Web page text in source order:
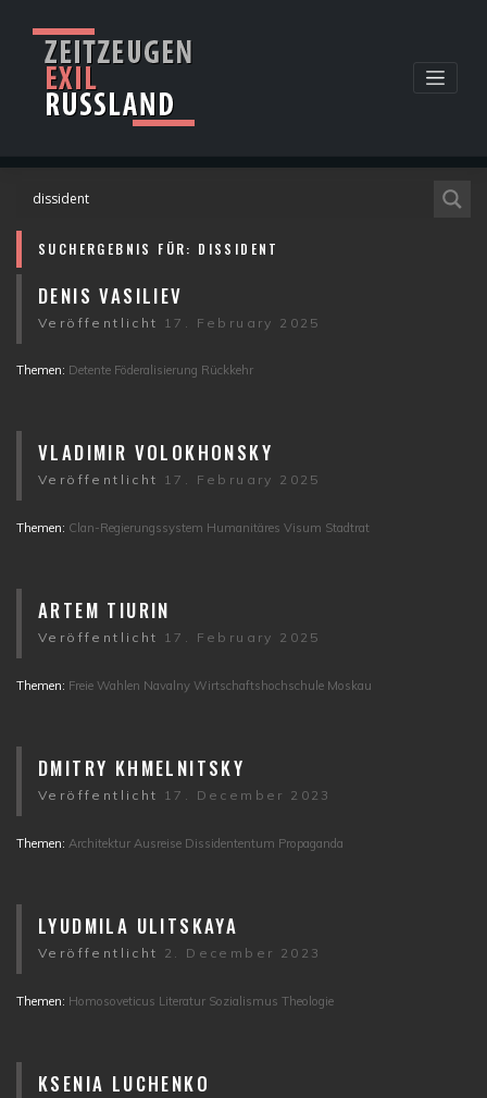
SUCHERGEBNIS FÜR: DISSIDENT
DENIS VASILIEV
Veröffentlicht 17. February 2025
Themen: Detente Föderalisierung Rückkehr
VLADIMIR VOLOKHONSKY
Veröffentlicht 17. February 2025
Themen: Clan-Regierungssystem Humanitäres Visum Stadtrat
ARTEM TIURIN
Veröffentlicht 17. February 2025
Themen: Freie Wahlen Navalny Wirtschaftshochschule Moskau
DMITRY KHMELNITSKY
Veröffentlicht 17. December 2023
Themen: Architektur Ausreise Dissidententum Propaganda
LYUDMILA ULITSKAYA
Veröffentlicht 2. December 2023
Themen: Homosoveticus Literatur Sozialismus Theologie
KSENIA LUCHENKO